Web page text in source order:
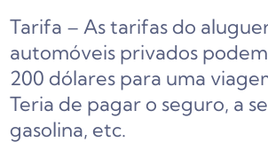
Tarifa – As tarifas do
automóveis privados
200 dólares para uma
Teria de pagar o seguro, a
gasolina, etc.